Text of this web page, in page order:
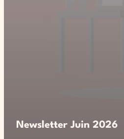
Newsletter Juin 2026